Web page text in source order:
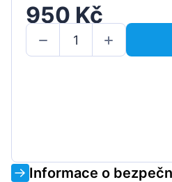
950 Kč
Informace o